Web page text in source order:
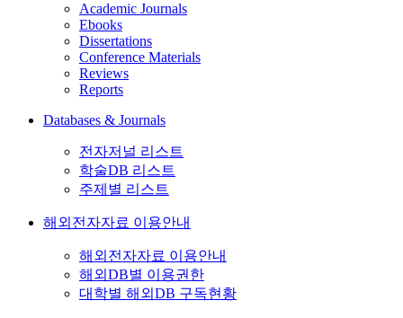
Academic Journals
Ebooks
Dissertations
Conference Materials
Reviews
Reports
Databases & Journals
전자저널 리스트
학술DB 리스트
주제별 리스트
해외전자자료 이용안내
해외전자자료 이용안내
해외DB별 이용권한
대학별 해외DB 구독현황